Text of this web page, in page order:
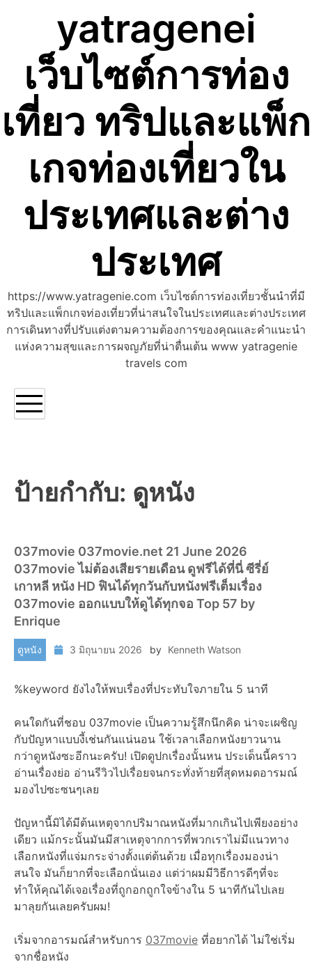
yatragenei
เว็บไซต์การท่อง
เที่ยว ทริปและแพ็ก
เกจท่องเที่ยวใน
ประเทศและต่าง
ประเทศ
https://www.yatragenie.com เว็บไซต์การท่องเที่ยวชั้นนำที่มี
ทริปและแพ็กเกจท่องเที่ยวที่น่าสนใจในประเทศและต่างประเทศ
การเดินทางที่ปรับแต่งตามความต้องการของคุณและคำแนะนำ
แห่งความสุขและการผจญภัยที่น่าตื่นเต้น www yatragenie
travels com
ป้ายกำกับ: ดูหนัง
037movie 037movie.net 21 June 2026
037movie ไม่ต้องเสียรายเดือน ดูฟรีได้ที่นี่ ซีรี่ย์
เกาหลี หนัง HD ฟินได้ทุกวันกับหนังฟรีเต็มเรื่อง
037movie ออกแบบให้ดูได้ทุกจอ Top 57 by
Enrique
ดูหนัง 3 มิถุนายน 2026 by Kenneth Watson
%keyword ยังไงให้พบเรื่องที่ประทับใจภายใน 5 นาที
คนใดกันที่ชอบ 037movie เป็นความรู้สึกนึกคิด น่าจะเผชิญ
กับปัญหาแบบงี้เช่นกันแน่นอน ใช้เวลาเลือกหนังยาวนาน
กว่าดูหนังซะอีกนะครับ! เปิดดูปกเรื่องนั้นหน ประเด็นนี้คราว
อ่านเรื่องย่อ อ่านรีวิวไปเรื่อยจนกระทั่งท้ายที่สุดหมดอารมณ์
มองไปซะซนๆเลย
ปัญหานี้มิได้มีต้นเหตุจากปริมาณหนังที่มากเกินไปเพียงอย่าง
เดียว แม้กระนั้นมันมีสาเหตุจากการที่พวกเราไม่มีแนวทาง
เลือกหนังที่แจ่มกระจ่างตั้งแต่ต้นด้วย เมื่อทุกเรื่องมองน่า
สนใจ มันก็ยากที่จะเลือกนั่นเอง แต่ว่าผมมีวิธีการดีๆที่จะ
ทำให้คุณได้เจอเรื่องที่ถูกอกถูกใจข้างใน 5 นาทีกันไปเลย
มาลุยกันเลยครับผม!
เริ่มจากอารมณ์สำหรับการ 037movie ที่อยากได้ ไม่ใช่เริ่ม
จากชื่อหนัง